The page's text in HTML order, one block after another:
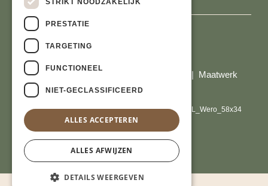
Al onze prijzen zijn incl. BTW
© Copyright 2026 Limburgs Bakwinkeltje | Maatwerk
website webmix
PRESTATIE
TARGETING
FUNCTIONEEL
NIET-GECLASSIFICEERD
ALLES ACCEPTEREN
ALLES AFWIJZEN
DETAILS WEERGEVEN